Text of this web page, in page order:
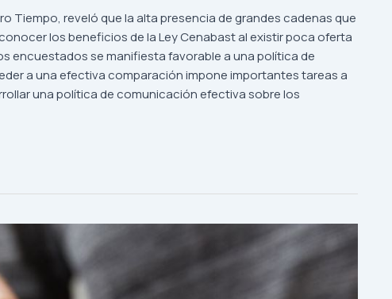
Tiempo, reveló que la alta presencia de grandes cadenas que
los beneficios de la Ley Cenabast al existir poca oferta
encuestados se manifiesta favorable a una política de
a una efectiva comparación impone importantes tareas a
una política de comunicación efectiva sobre los